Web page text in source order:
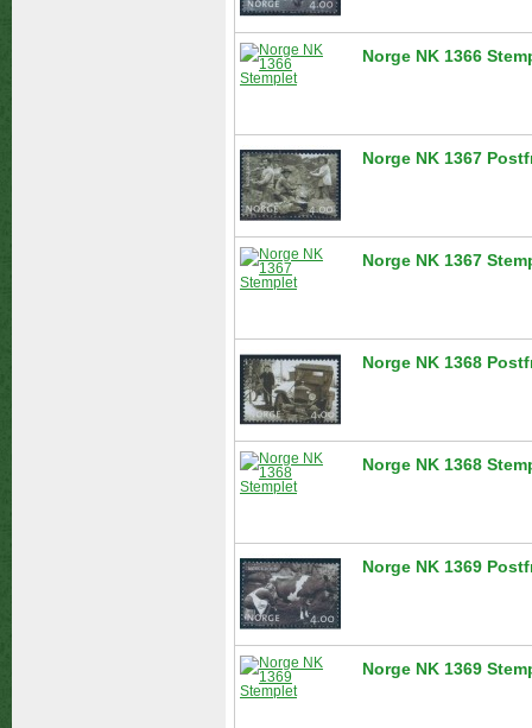
Norge NK 1366
Norge NK 1367
Norge NK 1367
Norge NK 1368
Norge NK 1368
Norge NK 1369
Norge NK 1369